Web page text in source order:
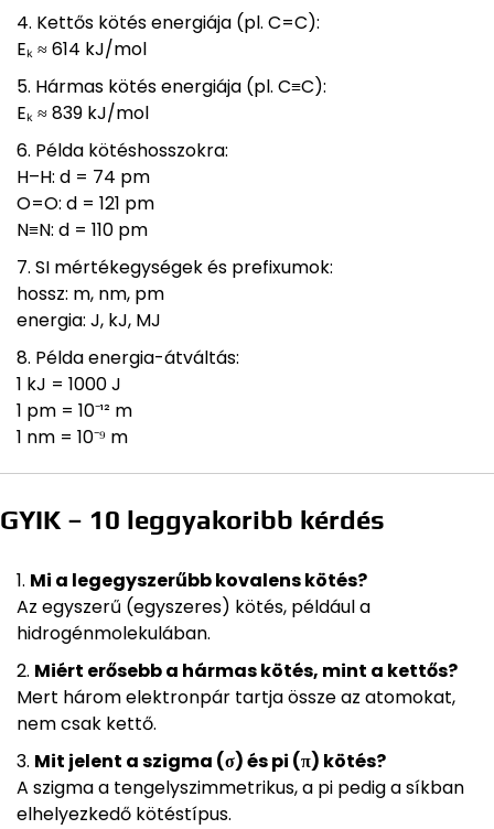
Kettős kötés energiája (pl. C=C):
Eₖ ≈ 614 kJ/mol
Hármas kötés energiája (pl. C≡C):
Eₖ ≈ 839 kJ/mol
Példa kötéshosszokra:
H–H: d = 74 pm
O=O: d = 121 pm
N≡N: d = 110 pm
SI mértékegységek és prefixumok:
hossz: m, nm, pm
energia: J, kJ, MJ
Példa energia-átváltás:
1 kJ = 1000 J
1 pm = 10⁻¹² m
1 nm = 10⁻⁹ m
GYIK – 10 leggyakoribb kérdés
Mi a legegyszerűbb kovalens kötés?
Az egyszerű (egyszeres) kötés, például a
hidrogénmolekulában.
Miért erősebb a hármas kötés, mint a kettős?
Mert három elektronpár tartja össze az atomokat,
nem csak kettő.
Mit jelent a szigma (σ) és pi (π) kötés?
A szigma a tengelyszimmetrikus, a pi pedig a síkban
elhelyezkedő kötéstípus.